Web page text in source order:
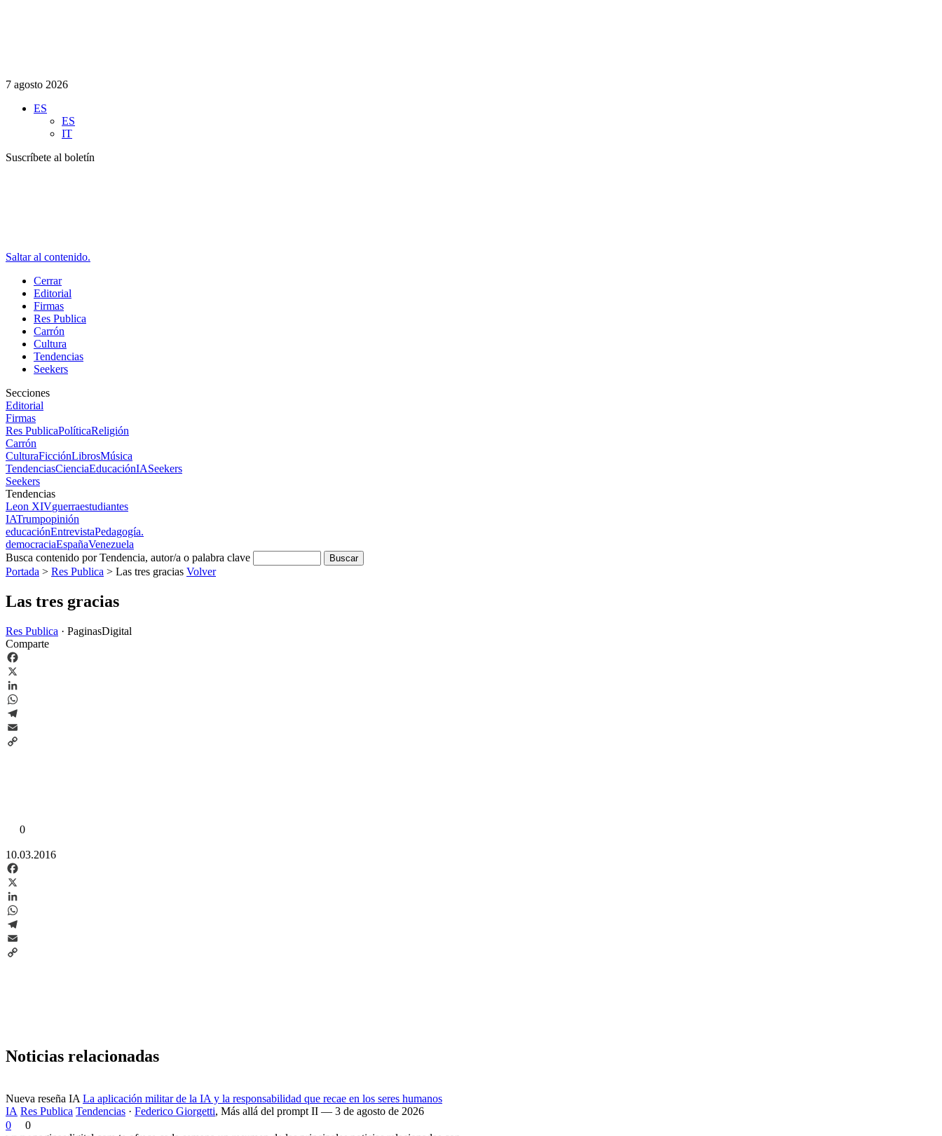
7 agosto 2026
ES
ES
IT
Suscríbete al boletín
Saltar al contenido.
Cerrar
Editorial
Firmas
Res Publica
Carrón
Cultura
Tendencias
Seekers
Secciones
Editorial
Firmas
Res PublicaPolíticaReligión
Carrón
CulturaFicciónLibrosMúsica
TendenciasCienciaEducaciónIASeekers
Seekers
Tendencias
Leon XIVguerraestudiantes
IATrumpopinión
educaciónEntrevistaPedagogía.
democraciaEspañaVenezuela
Busca contenido por Tendencia, autor/a o palabra clave
Portada > Res Publica > Las tres gracias Volver
Las tres gracias
Res Publica · PaginasDigital
Comparte
Facebook
X
LinkedIn
WhatsApp
Telegram
Email
0
10.03.2016
Facebook
X
LinkedIn
WhatsApp
Telegram
Email
Noticias relacionadas
Nueva reseña IA La aplicación militar de la IA y la responsabilidad que recae en los seres humanos
IA Res Publica Tendencias · Federico Giorgetti, Más allá del prompt II — 3 de agosto de 2026
0
0